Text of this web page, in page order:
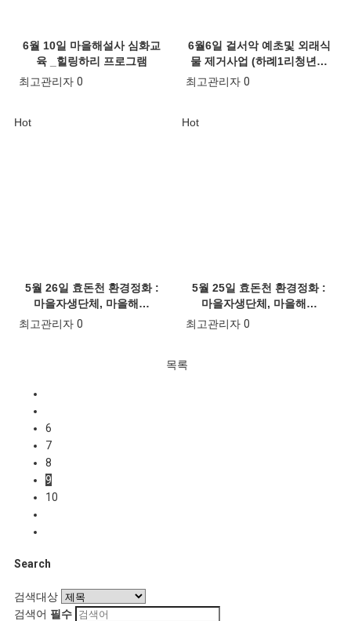
6월 10일 마을해설사 심화교
육 _힐링하리 프로그램
최고관리자 0
6월6일 걸서악 예초및 외래식
물 제거사업 (하례1리청년…
최고관리자 0
Hot
5월 26일 효돈천 환경정화 :
마을자생단체, 마을해…
최고관리자 0
Hot
5월 25일 효돈천 환경정화 :
마을자생단체, 마을해…
최고관리자 0
목록
6
7
8
9
10
Search
검색대상
검색어 필수